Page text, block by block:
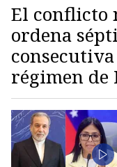
El conflicto
ordena
régimen de